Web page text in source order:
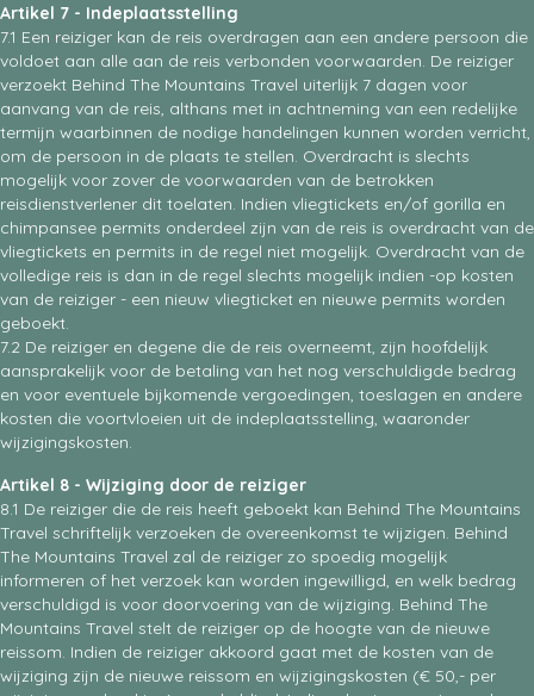
Artikel 7 - Indeplaatsstelling
7.1 Een reiziger kan de reis overdragen aan een andere persoon die
voldoet aan alle aan de reis verbonden voorwaarden. De reiziger
verzoekt Behind The Mountains Travel uiterlijk 7 dagen voor
aanvang van de reis, althans met in achtneming van een redelijke
termijn waarbinnen de nodige handelingen kunnen worden verricht,
om de persoon in de plaats te stellen. Overdracht is slechts
mogelijk voor zover de voorwaarden van de betrokken
reisdienstverlener dit toelaten. Indien vliegtickets en/of gorilla en
chimpansee permits onderdeel zijn van de reis is overdracht van de
vliegtickets en permits in de regel niet mogelijk. Overdracht van de
volledige reis is dan in de regel slechts mogelijk indien -op kosten
van de reiziger - een nieuw vliegticket en nieuwe permits worden
geboekt.
7.2 De reiziger en degene die de reis overneemt, zijn hoofdelijk
aansprakelijk voor de betaling van het nog verschuldigde bedrag
en voor eventuele bijkomende vergoedingen, toeslagen en andere
kosten die voortvloeien uit de indeplaatsstelling, waaronder
wijzigingskosten.
Artikel 8 - Wijziging door de reiziger
8.1 De reiziger die de reis heeft geboekt kan Behind The Mountains
Travel schriftelijk verzoeken de overeenkomst te wijzigen. Behind
The Mountains Travel zal de reiziger zo spoedig mogelijk
informeren of het verzoek kan worden ingewilligd, en welk bedrag
verschuldigd is voor doorvoering van de wijziging. Behind The
Mountains Travel stelt de reiziger op de hoogte van de nieuwe
reissom. Indien de reiziger akkoord gaat met de kosten van de
wijziging zijn de nieuwe reissom en wijzigingskosten (€ 50,- per